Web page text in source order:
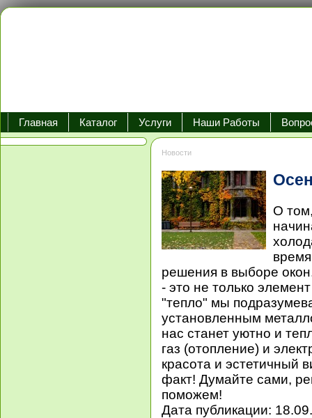
Главная Каталог Услуги Наши Работы
Новости
О
решения в выборе
- это не только
"тепло" мы
установленным
нас станет уютно и
газ (отопление) и
красота и эстетичный
факт! Думайте сами,
поможем!
Дата публикации: